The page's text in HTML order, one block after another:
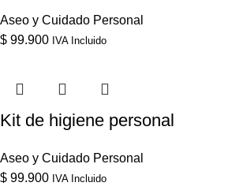
Aseo y Cuidado Personal
$ 99.900 IVA Incluido
Kit de higiene personal
Aseo y Cuidado Personal
$ 99.900 IVA Incluido